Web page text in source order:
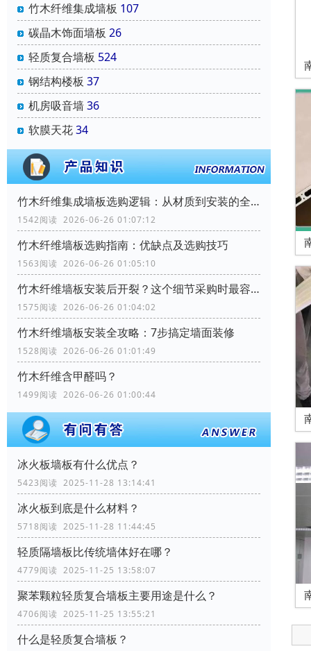
竹木纤维集成墙板 107
碳晶木饰面墙板 26
轻质复合墙板 524
钢结构楼板 37
机房吸音墙36
软膜天花34
竹木纤维集成墙板选购逻辑：从材质到安装的全流程考量
1542阅读 2026-06-26 01:07:12
竹木纤维墙板选购指南：优缺点及选购技巧
1563阅读 2026-06-26 01:05:10
竹木纤维墙板安装后开裂？这个细节采购时最容易忽略
1575阅读 2026-06-26 01:04:02
竹木纤维墙板安装全攻略：7步搞定墙面装修
1528阅读 2026-06-26 01:01:49
竹木纤维含甲醛吗？
1499阅读 2026-06-26 01:00:44
冰火板墙板有什么优点？
5423阅读 2025-11-28 13:14:41
冰火板到底是什么材料？
5718阅读 2025-11-28 11:44:45
轻质隔墙板比传统墙体好在哪？
4779阅读 2025-11-25 13:58:07
聚苯颗粒轻质复合墙板主要用途是什么？
4706阅读 2025-11-25 13:55:21
什么是轻质复合墙板？